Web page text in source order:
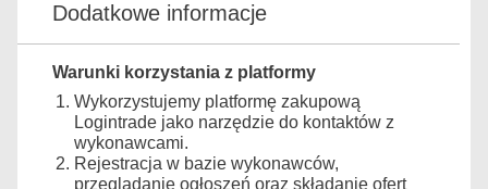
Dodatkowe informacje
Warunki korzystania z platformy
Wykorzystujemy platformę zakupową
Logintrade jako narzędzie do kontaktów z
wykonawcami.
Rejestracja w bazie wykonawców,
przeglądanie ogłoszeń oraz składanie ofert